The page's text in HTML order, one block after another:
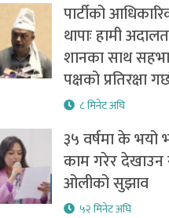
पार्टीको
थापाः हामी
शानका साथ
पक्षको प्रतिरक्षा
८ मिनेट अघि
३५ वर्षमा के भयो
काम गरेर
ओलीको सुझाव
५२ मिनेट अघि